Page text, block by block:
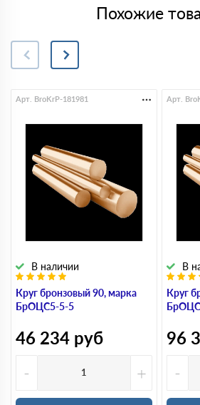
Похожие
Круг бронзовый 90, марка
БрОЦС5-5-5
В наличии
Арт. BroKrP-181981
46 234 руб
-
+
Круг
В
Арт.
96
-